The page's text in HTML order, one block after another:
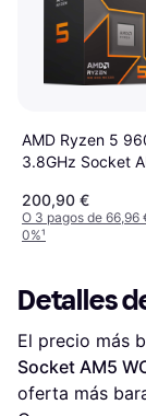
AMD Ryzen 5
3.8GHz Socket
200,90 €
O 3 pagos de 66,96
0%¹
Detalles
El precio más
Socket AM5
oferta más